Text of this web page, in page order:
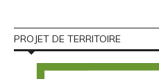
PROJET DE TERRITOIRE